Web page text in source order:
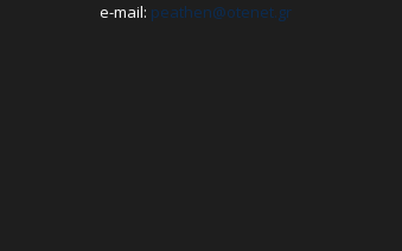
e-mail: peathen@otenet.gr